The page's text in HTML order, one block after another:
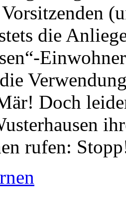
die
Doch
rufen: